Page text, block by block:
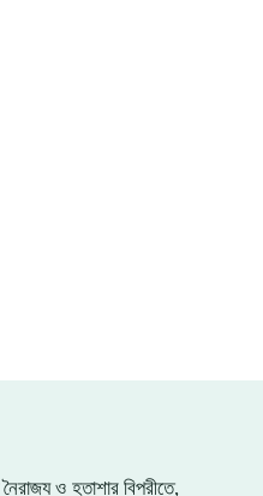
ও হতাশার বিপরীতে,